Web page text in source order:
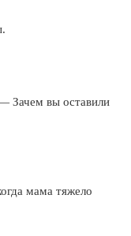
Зачем вы оставили
мама тяжело